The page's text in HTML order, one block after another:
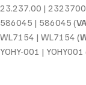
23.237.00 |
586045 | 586045 (
WL7154 | WL7154 (
YOHY-001 | YOHY001